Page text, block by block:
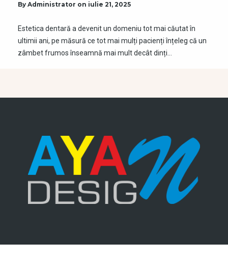
By Administrator on iulie 21, 2025
Estetica dentară a devenit un domeniu tot mai căutat în
ultimii ani, pe măsură ce tot mai mulți pacienți înțeleg că un
zâmbet frumos înseamnă mai mult decât dinți…